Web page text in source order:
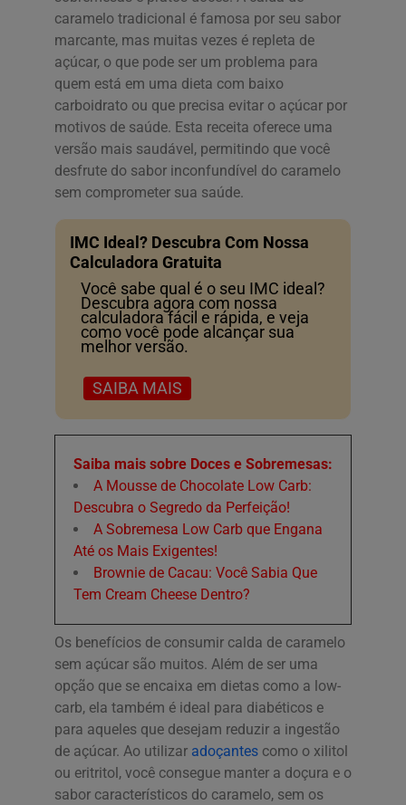
caramelo tradicional é famosa por seu sabor
marcante, mas muitas vezes é repleta de
açúcar, o que pode ser um problema para
quem está em uma dieta com baixo
carboidrato ou que precisa evitar o açúcar por
motivos de saúde. Esta receita oferece uma
versão mais saudável, permitindo que você
desfrute do sabor inconfundível do caramelo
sem comprometer sua saúde.
IMC Ideal? Descubra Com Nossa
Calculadora Gratuita
Você sabe qual é o seu IMC ideal?
Descubra agora com nossa
calculadora fácil e rápida, e veja
como você pode alcançar sua
melhor versão.
SAIBA MAIS
Saiba mais sobre Doces e Sobremesas:
A Mousse de Chocolate Low Carb:
Descubra o Segredo da Perfeição!
A Sobremesa Low Carb que Engana
Até os Mais Exigentes!
Brownie de Cacau: Você Sabia Que
Tem Cream Cheese Dentro?
Os benefícios de consumir calda de caramelo
sem açúcar são muitos. Além de ser uma
opção que se encaixa em dietas como a low-
carb, ela também é ideal para diabéticos e
para aqueles que desejam reduzir a ingestão
de açúcar. Ao utilizar adoçantes como o xilitol
ou eritritol, você consegue manter a doçura e o
sabor característicos do caramelo, sem os